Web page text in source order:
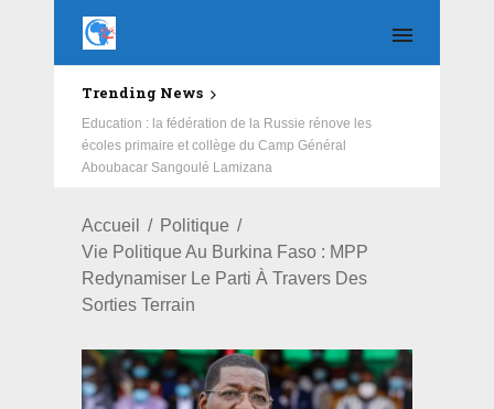
Trending News
Education : la fédération de la Russie rénove les
écoles primaire et collège du Camp Général
Aboubacar Sangoulé Lamizana
Accueil
Politique
Vie Politique Au Burkina Faso : MPP
Redynamiser Le Parti À Travers Des
Sorties Terrain